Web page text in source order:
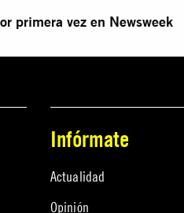
primera vez en Newsweek
Infórmate
Actualidad
Opinión